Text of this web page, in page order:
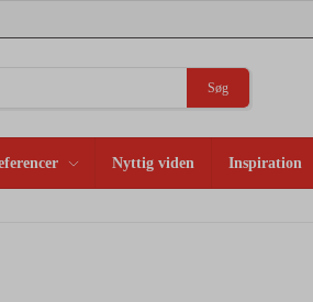
Søg
Nyttig viden Inspiration